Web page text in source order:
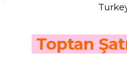
Toptan